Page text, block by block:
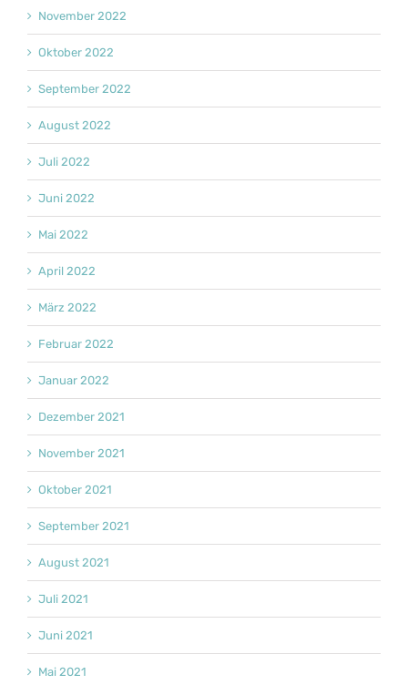
November 2022
Oktober 2022
September 2022
August 2022
Juli 2022
Juni 2022
Mai 2022
April 2022
März 2022
Februar 2022
Januar 2022
Dezember 2021
November 2021
Oktober 2021
September 2021
August 2021
Juli 2021
Juni 2021
Mai 2021